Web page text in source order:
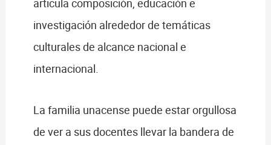
articula composición, educación e
investigación alrededor de temáticas
culturales de alcance nacional e
internacional.
La familia unacense puede estar orgullosa
de ver a sus docentes llevar la bandera de